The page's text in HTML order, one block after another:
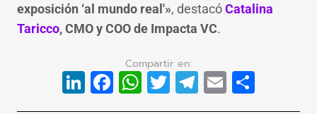
exposición ‘al mundo real'», destacóCatalina
Taricco, CMO y COO de Impacta VC.
LinkedIn
Facebook
WhatsApp
Twitter
Telegram
Email